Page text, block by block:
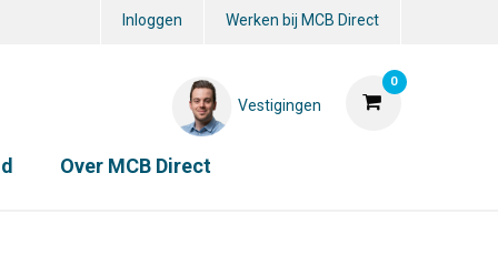
Inloggen Werken bij MCB Direct
0
Vestigingen
Over MCB Direct